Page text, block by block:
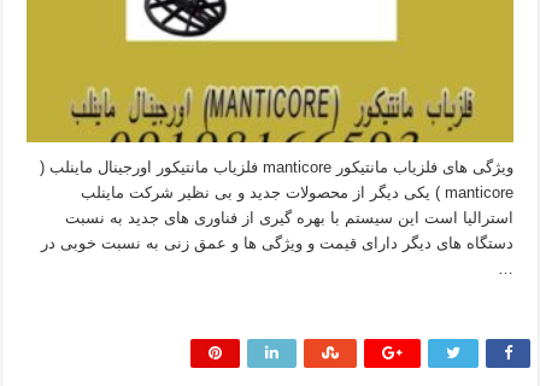
ویژگی های فلزیاب مانتیکور manticore فلزیاب مانتیکور اورجینال ماینلب (
manticore ) یکی دیگر از محصولات جدید و بی نظیر شرکت ماینلب
استرالیا است این سیستم با بهره گیری از فناوری های جدید به نسبت
دستگاه های دیگر دارای قیمت و ویژگی ها و عمق زنی به نسبت خوبی در
…